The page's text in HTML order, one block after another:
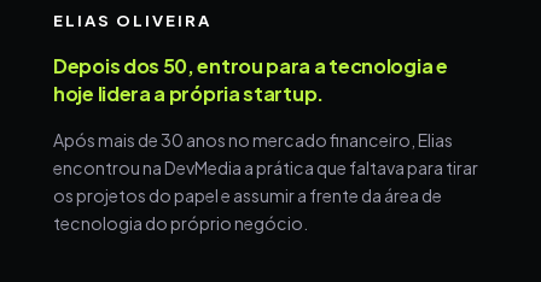
ELIAS OLIVEIRA
Depois dos 50, entrou para a tecnologia e
hoje lidera a própria startup.
Após mais de 30 anos no mercado financeiro, Elias
encontrou na DevMedia a prática que faltava para tirar
os projetos do papel e assumir a frente da área de
tecnologia do próprio negócio.